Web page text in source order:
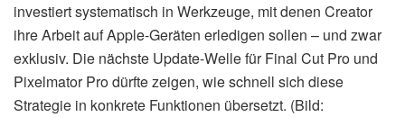
investiert systematisch in Werkzeuge, mit denen Creator
ihre Arbeit auf Apple-Geräten erledigen sollen – und zwar
exklusiv. Die nächste Update-Welle für Final Cut Pro und
Pixelmator Pro dürfte zeigen, wie schnell sich diese
Strategie in konkrete Funktionen übersetzt. (Bild: